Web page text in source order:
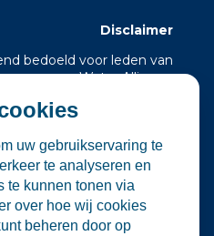
Disclaimer
bedoeld voor leden van
Water Alliance.
aan om relevante
te verzamelen en onder
Hoewel wij zorgvuldig
selectie en plaatsing van
niet verantwoordelijk voor
of inhoud van externe
evenementen.
uw gebruikservaring te
te analyseren en
te kunnen tonen via
over hoe wij cookies
beheren door op